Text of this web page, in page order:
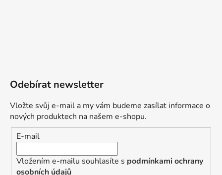
Odebírat newsletter
Vložte svůj e-mail a my vám budeme zasílat informace o
nových produktech na našem e-shopu.
E-mail
Vložením e-mailu souhlasíte s podmínkami ochrany
osobních údajů